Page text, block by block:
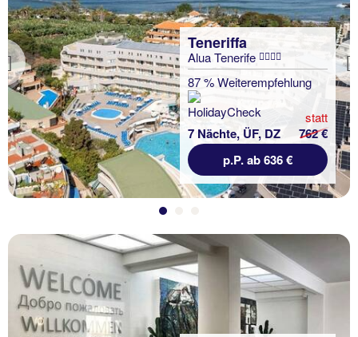
Previous
Teneriffa
Alua Tenerife
87 % Weiterempfehlung
7 Nächte, ÜF, DZ
statt
762 €
p.P. ab 636 €